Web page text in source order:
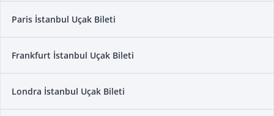
Paris İstanbul Uçak Bileti
Frankfurt İstanbul Uçak Bileti
Londra İstanbul Uçak Bileti